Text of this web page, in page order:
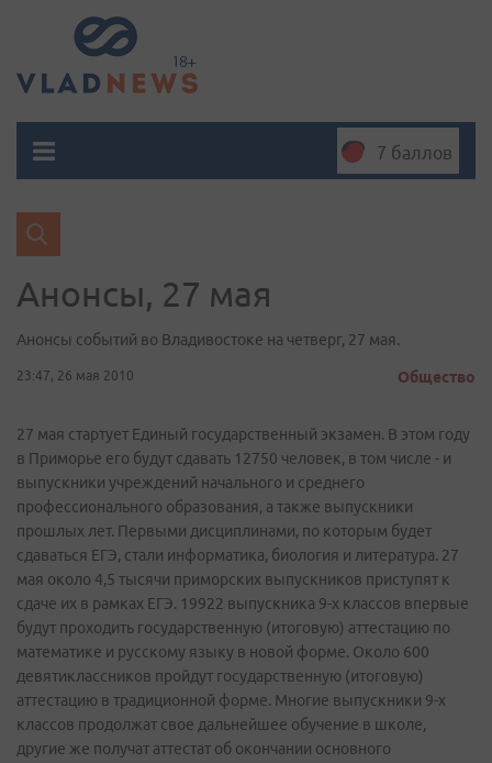
7 баллов
Анонсы, 27 мая
Анонсы событий во Владивостоке на четверг, 27 мая.
23:47, 26 мая 2010 Общество
27 мая стартует Единый государственный экзамен. В этом году
в Приморье его будут сдавать 12750 человек, в том числе - и
выпускники учреждений начального и среднего
профессионального образования, а также выпускники
прошлых лет. Первыми дисциплинами, по которым будет
сдаваться ЕГЭ, стали информатика, биология и литература. 27
мая около 4,5 тысячи приморских выпускников приступят к
сдаче их в рамках ЕГЭ. 19922 выпускника 9-х классов впервые
будут проходить государственную (итоговую) аттестацию по
математике и русскому языку в новой форме. Около 600
девятиклассников пройдут государственную (итоговую)
аттестацию в традиционной форме. Многие выпускники 9-х
классов продолжат свое дальнейшее обучение в школе,
другие же получат аттестат об окончании основного